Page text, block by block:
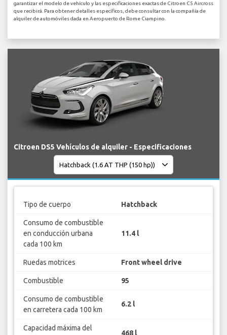
garantizar el modelo de vehículo y las especificaciones exactas de Citroen C5 Aircross
que recibirá. Para obtener detalles específicos, debe consultar con la compañía de
alquiler de automóviles dada en Aeropuerto de Rome Ciampino.
Citroen DS5 Vehículos de alquiler - Especificaciones
Tipo de cuerpo Hatchback
Consumo de combustible
en conducción urbana
cada 100 km
11.4 l
Ruedas motrices Front wheel drive
Combustible 95
Consumo de combustible
en carretera cada 100 km
6.2 l
Capacidad máxima del
468 l